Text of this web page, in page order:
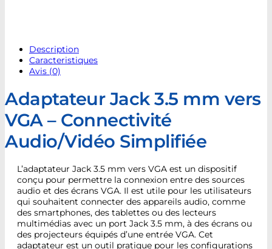
Description
Caracteristiques
Avis (0)
Adaptateur Jack 3.5 mm vers
VGA – Connectivité
Audio/Vidéo Simplifiée
L’adaptateur Jack 3.5 mm vers VGA est un dispositif
conçu pour permettre la connexion entre des sources
audio et des écrans VGA. Il est utile pour les utilisateurs
qui souhaitent connecter des appareils audio, comme
des smartphones, des tablettes ou des lecteurs
multimédias avec un port Jack 3.5 mm, à des écrans ou
des projecteurs équipés d’une entrée VGA. Cet
adaptateur est un outil pratique pour les configurations